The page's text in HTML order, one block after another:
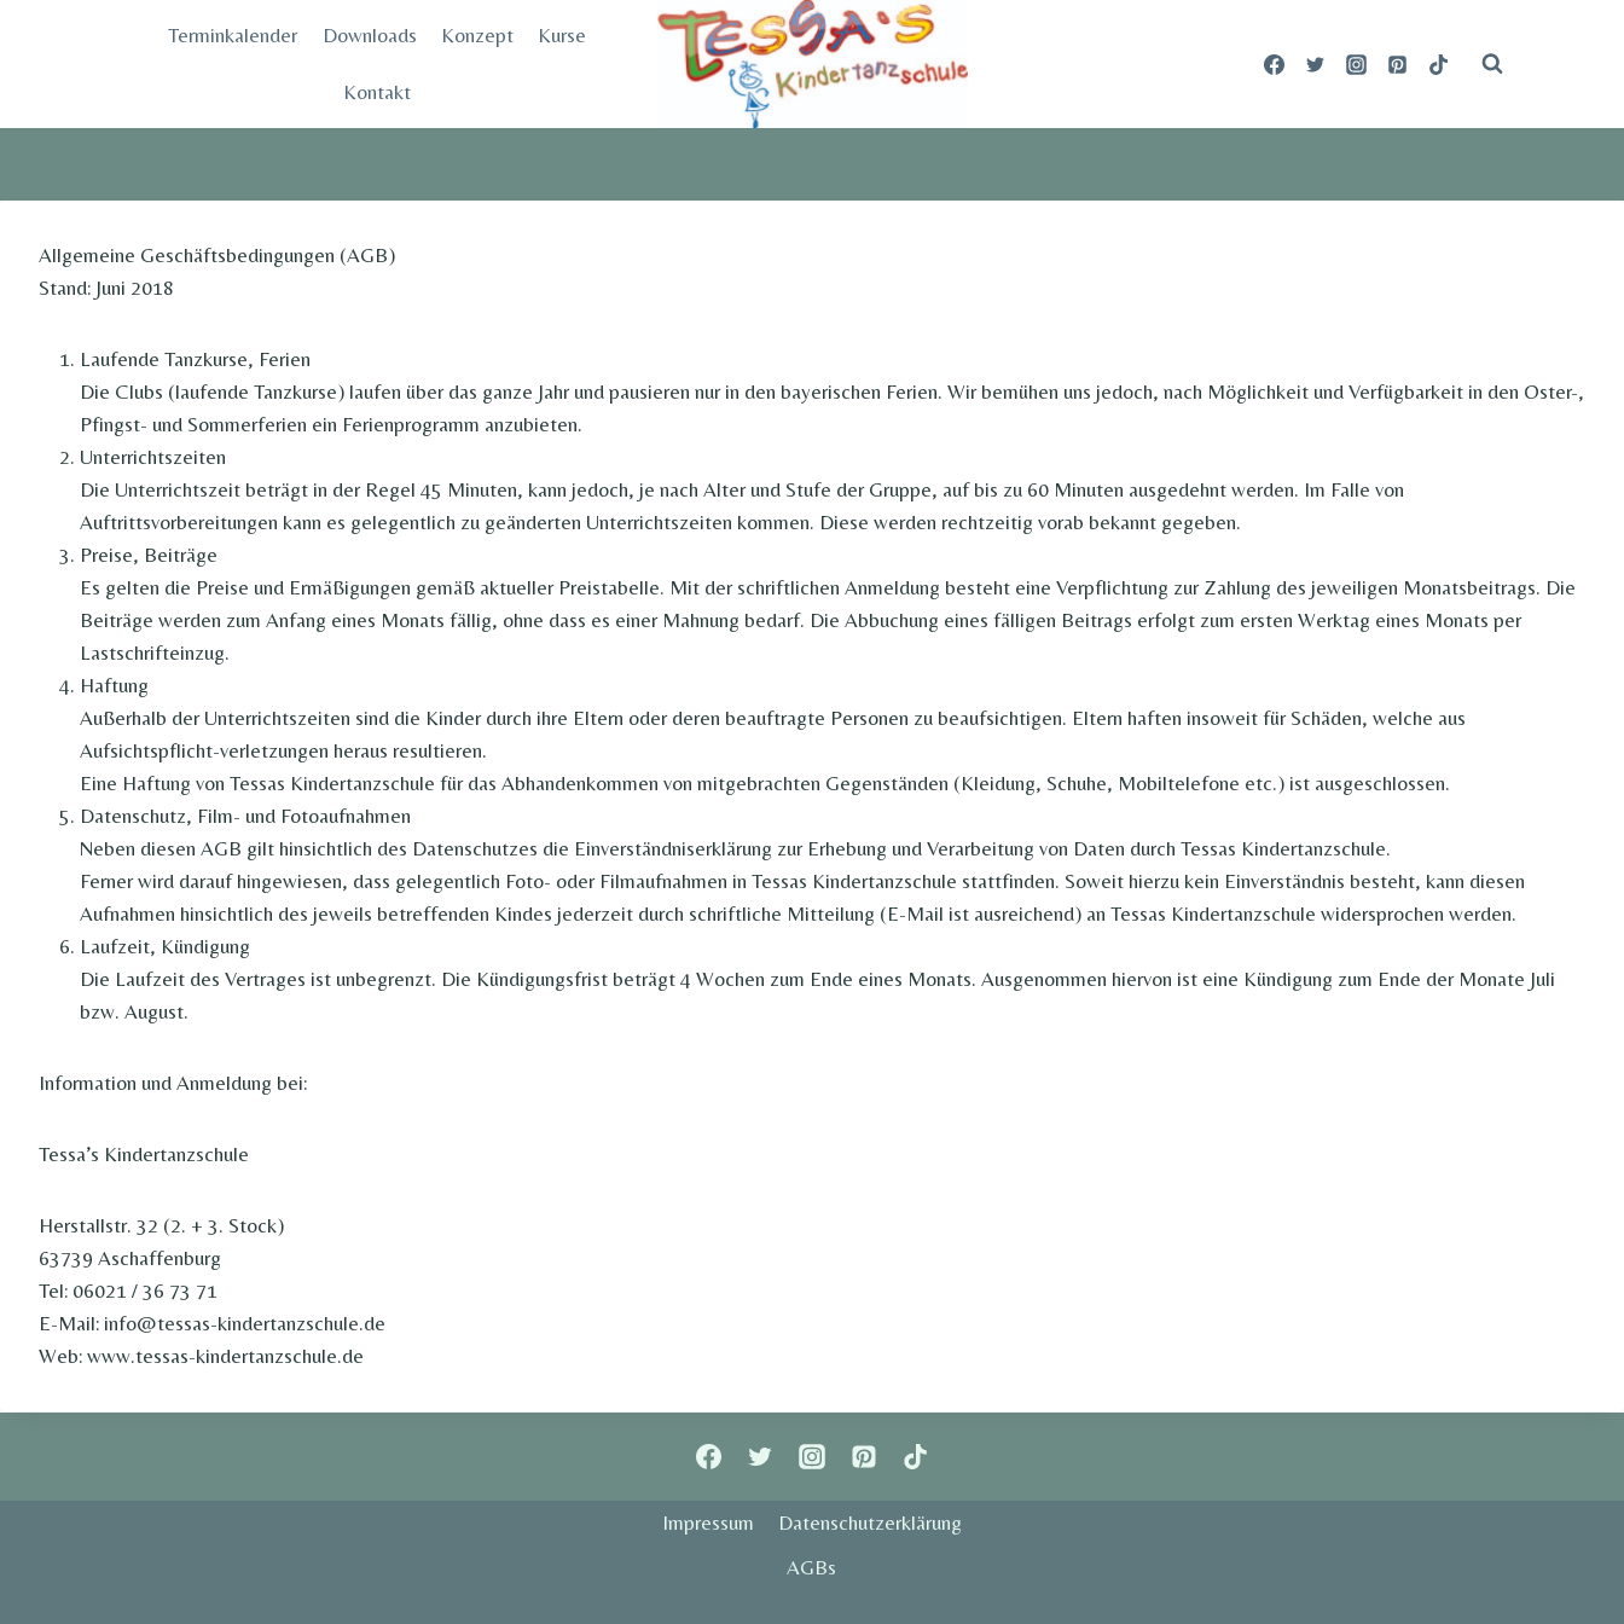
Terminkalender Downloads Konzept Kurse
Kontakt
Allgemeine Geschäftsbedingungen (AGB)
Stand: Juni 2018
Laufende Tanzkurse, Ferien
Die Clubs (laufende Tanzkurse) laufen über das ganze Jahr und pausieren nur in den bayerischen Ferien. Wir bemühen uns jedoch, nach Möglichkeit und Verfügbarkeit in den Oster-,
Pfingst- und Sommerferien ein Ferienprogramm anzubieten.
Unterrichtszeiten
Die Unterrichtszeit beträgt in der Regel 45 Minuten, kann jedoch, je nach Alter und Stufe der Gruppe, auf bis zu 60 Minuten ausgedehnt werden. Im Falle von
Auftrittsvorbereitungen kann es gelegentlich zu geänderten Unterrichtszeiten kommen. Diese werden rechtzeitig vorab bekannt gegeben.
Preise, Beiträge
Es gelten die Preise und Ermäßigungen gemäß aktueller Preistabelle. Mit der schriftlichen Anmeldung besteht eine Verpflichtung zur Zahlung des jeweiligen Monatsbeitrags. Die
Beiträge werden zum Anfang eines Monats fällig, ohne dass es einer Mahnung bedarf. Die Abbuchung eines fälligen Beitrags erfolgt zum ersten Werktag eines Monats per
Lastschrifteinzug.
Haftung
Außerhalb der Unterrichtszeiten sind die Kinder durch ihre Eltern oder deren beauftragte Personen zu beaufsichtigen. Eltern haften insoweit für Schäden, welche aus
Aufsichtspflicht-verletzungen heraus resultieren.
Eine Haftung von Tessas Kindertanzschule für das Abhandenkommen von mitgebrachten Gegenständen (Kleidung, Schuhe, Mobiltelefone etc.) ist ausgeschlossen.
Datenschutz, Film- und Fotoaufnahmen
Neben diesen AGB gilt hinsichtlich des Datenschutzes die Einverständniserklärung zur Erhebung und Verarbeitung von Daten durch Tessas Kindertanzschule.
Ferner wird darauf hingewiesen, dass gelegentlich Foto- oder Filmaufnahmen in Tessas Kindertanzschule stattfinden. Soweit hierzu kein Einverständnis besteht, kann diesen
Aufnahmen hinsichtlich des jeweils betreffenden Kindes jederzeit durch schriftliche Mitteilung (E-Mail ist ausreichend) an Tessas Kindertanzschule widersprochen werden.
Laufzeit, Kündigung
Die Laufzeit des Vertrages ist unbegrenzt. Die Kündigungsfrist beträgt 4 Wochen zum Ende eines Monats. Ausgenommen hiervon ist eine Kündigung zum Ende der Monate Juli
bzw. August.
Information und Anmeldung bei:
Tessa’s Kindertanzschule
Herstallstr. 32 (2. + 3. Stock)
63739 Aschaffenburg
Tel: 06021 / 36 73 71
E-Mail: info@tessas-kindertanzschule.de
Web: www.tessas-kindertanzschule.de
Impressum
Datenschutzerklärung
AGBs